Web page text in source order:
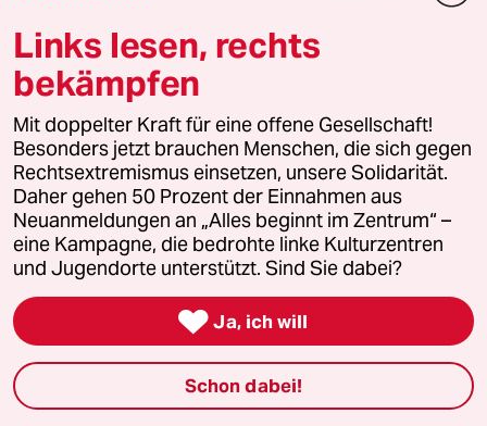
kaufen. bin gespannt wie hoch es gehandelt
wird.gespannt bin ich auch auf die zweit-
karriere der guten um so richtig was zu
bewegen. bei bmw? gazprom? es gibt viel zu
tun.
BB Benedikt Bräutigam
05.07.2021,07:26 Uhr
So langsam verstärkt sich der Eindruck, dass
die Grünen diese so überaus wichtige Wahl in
den Sand setzen. Mit der jetzigen
Vorwärtsverteidigung mag man ja die
Stammwähler halten, aber eine Menge
möglicher Wechselwähler schreckt man ab. Die
Links lesen, rechts
bekämpfen
Mit doppelter Kraft für eine offene Gesellschaft!
Besonders jetzt brauchen Menschen, die sich gegen
Rechtsextremismus einsetzen, unsere Solidarität.
Daher gehen 50 Prozent der Einnahmen aus
Neuanmeldungen an „Alles beginnt im Zentrum“ –
eine Kampagne, die bedrohte linke Kulturzentren
und Jugendorte unterstützt. Sind Sie dabei?
 Ja, ich will
Schon dabei!